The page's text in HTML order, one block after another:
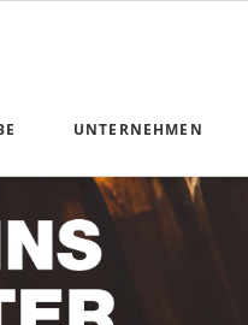
Teilhabe
UNTERNEHMEN